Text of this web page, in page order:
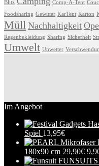
Blitz Comp-A-Tent
Foodsharing Gewitter KarTent Karton
Müll Nachhaltigkeit
Regenbekleidung Sharing Sicherheit
Umwelt Unwetter
Im Angebot
Spiel 13,95€
180x90 cm 29,90€
FUNSUITS